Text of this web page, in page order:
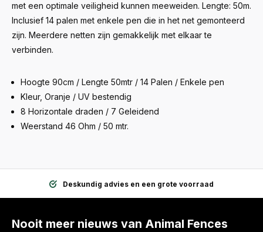
met een optimale veiligheid kunnen meeweiden. Lengte: 50m.
Inclusief 14 palen met enkele pen die in het net gemonteerd
zijn. Meerdere netten zijn gemakkelijk met elkaar te
verbinden.
Hoogte 90cm / Lengte 50mtr / 14 Palen / Enkele pen
Kleur, Oranje / UV bestendig
8 Horizontale draden / 7 Geleidend
Weerstand 46 Ohm / 50 mtr.
Deskundig advies en een grote voorraad
Nooit meer nieuws van Animal Fences